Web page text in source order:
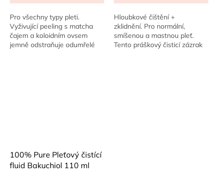
4,5
z
5
hvězdiček.
Pro všechny typy pleti.
Vyživující peeling s matcha
čajem a koloidním ovsem
jemně odstraňuje odumřelé
5,0
z
5
hvězdiček.
Hloubkové čištění +
zklidnění. Pro normální,
smíšenou a mastnou pleť.
Tento práškový čisticí zázrak
100% Pure Pleťový čistící
fluid Bakuchiol 110 ml